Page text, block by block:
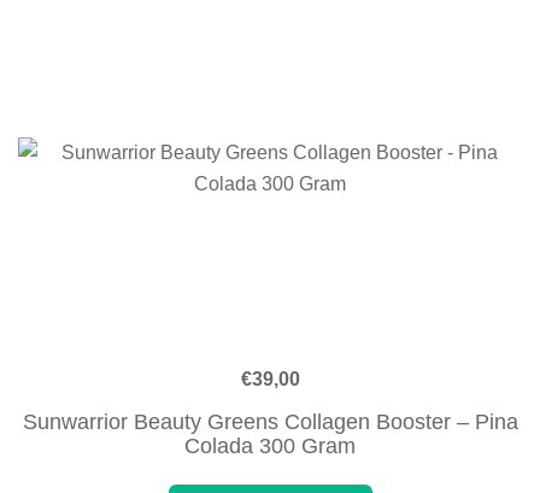
€39,00
Sunwarrior Beauty Greens Collagen Booster – Pina
Colada 300 Gram